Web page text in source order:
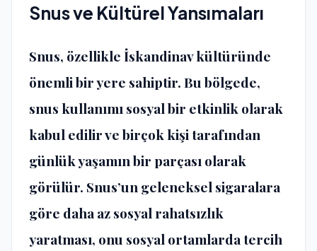
Snus ve Kültürel Yansımaları
Snus, özellikle İskandinav kültüründe
önemli bir yere sahiptir. Bu bölgede,
snus kullanımı sosyal bir etkinlik olarak
kabul edilir ve birçok kişi tarafından
günlük yaşamın bir parçası olarak
görülür. Snus’un geleneksel sigaralara
göre daha az sosyal rahatsızlık
yaratması, onu sosyal ortamlarda tercih